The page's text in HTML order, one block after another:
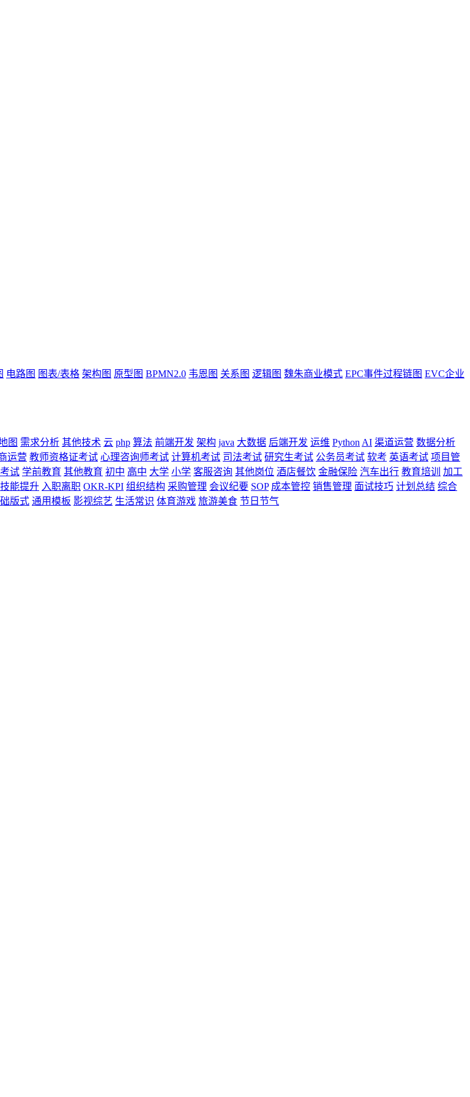
电路图 图表/表格 架构图 原型图 BPMN2.0 韦恩图 关系图 逻辑图 魏朱商业模式 EPC事件过程链图 EVC企业
图 需求分析 其他技术 云 php 算法 前端开发 架构 java 大数据 后端开发 运维 Python AI 渠道运营 数据分析
运营 教师资格证考试 心理咨询师考试 计算机考试 司法考试 研究生考试 公务员考试 软考 英语考试 项目管
试 学前教育 其他教育 初中 高中 大学 小学 客服咨询 其他岗位 酒店餐饮 金融保险 汽车出行 教育培训
加工
技能提升 入职离职 OKR-KPI 组织结构 采购管理 会议纪要 SOP 成本管控 销售管理 面试技巧 计划总结 综合
版式 通用模板 影视综艺 生活常识 体育游戏 旅游美食 节日节气